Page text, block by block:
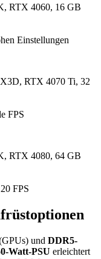
RTX 4060, 16 GB
Einstellungen
RTX 4070 Ti, 32
FPS
RTX 4080, 64 GB
FPS
und DDR5-
Watt-PSU erleichtert